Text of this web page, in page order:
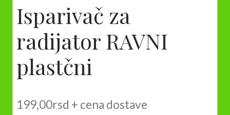
Isparivač za
radijator RAVNI
plastčni
199,00rsd + cena dostave